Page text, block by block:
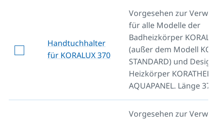
Handtuchhalter
für KORALUX 370
Vorgesehen zur
für alle Modelle der
Badheizkörper
(außer dem Modell
STANDARD) und
Heizkörper
AQUAPANEL. Länge
Vorgesehen zur